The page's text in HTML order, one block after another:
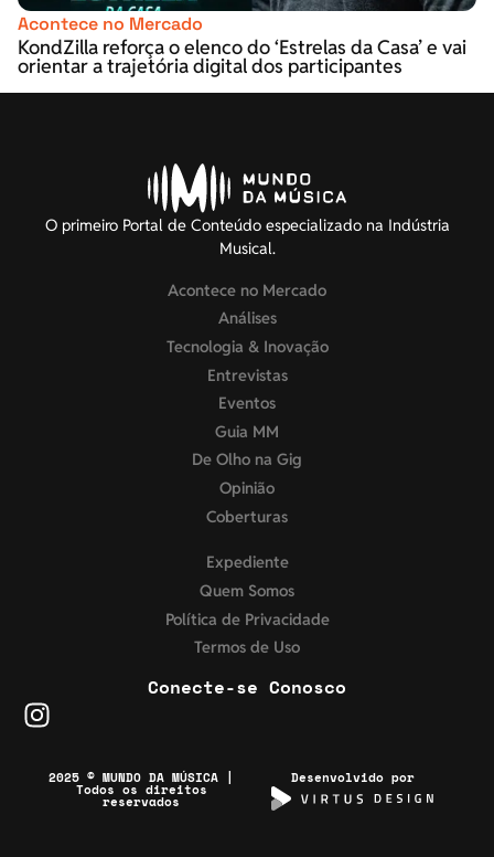
Acontece no Mercado
KondZilla reforça o elenco do ‘Estrelas da Casa’ e vai
orientar a trajetória digital dos participantes
O primeiro Portal de Conteúdo especializado na Indústria
Musical.
Acontece no Mercado
Análises
Tecnologia & Inovação
Entrevistas
Eventos
Guia MM
De Olho na Gig
Opinião
Coberturas
Expediente
Quem Somos
Política de Privacidade
Termos de Uso
Conecte-se Conosco
2025 © MUNDO DA MÚSICA |
Todos os direitos
reservados
Desenvolvido por